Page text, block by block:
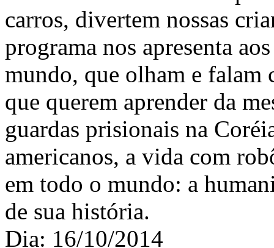
carros, divertem nossas
programa nos apresenta
mundo, que olham e falam
que querem aprender da
guardas prisionais na
americanos, a vida com
em todo o mundo: a
de sua história.
Dia: 16/10/2014